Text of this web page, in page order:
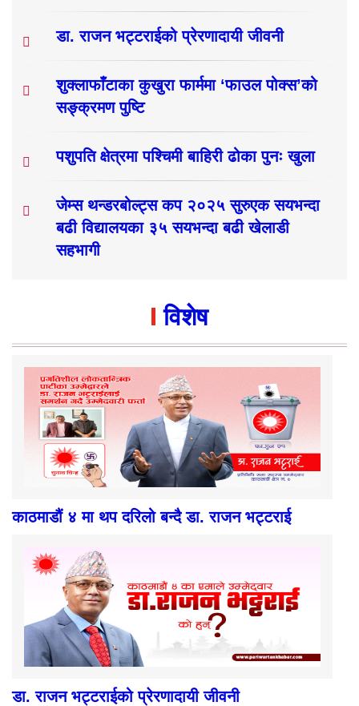
डा. राजन भट्टराईको प्रेरणादायी जीवनी
शुक्लाफाँटाका कुखुरा फार्ममा ‘फाउल पोक्स’को
सङ्क्रमण पुष्टि
पशुपति क्षेत्रमा पश्चिमी बाहिरी ढोका पुनः खुला
जेम्स थन्डरबोल्ट्स कप २०२५ सुरुएक सयभन्दा
बढी विद्यालयका ३५ सयभन्दा बढी खेलाडी
सहभागी
विशेष
काठमाडौं ४ मा थप दरिलो बन्दै डा. राजन भट्टराई
डा. राजन भट्टराईको प्रेरणादायी जीवनी